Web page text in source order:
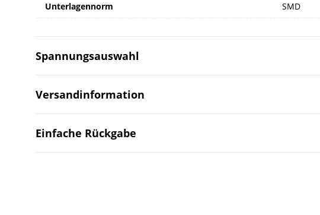
Unterlagennorm SMD
Spannungsauswahl
Versandinformation
Einfache Rückgabe